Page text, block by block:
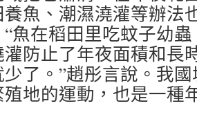
魚、潮濕澆灌等辦法
魚在稻田里吃蚊子幼
防止了年夜面積和長
了。”趙彤言說。我
地的運動，也是一種